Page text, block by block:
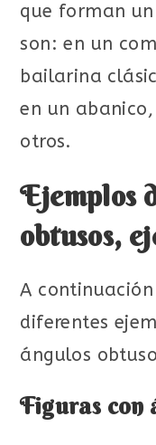
que forman
son: en un
bailarina
en un
otros.
Ejemplos
obtusos,
A
diferentes
ángulos
Figuras con